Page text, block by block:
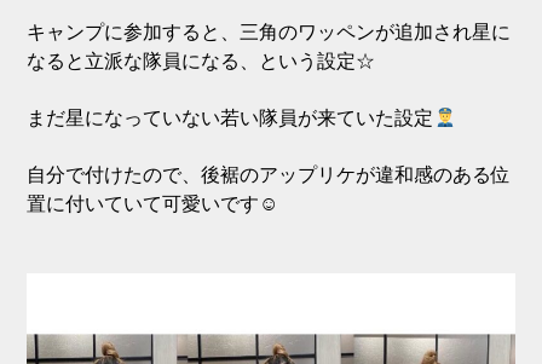
キャンプに参加すると、三角のワッペンが追加され星に
なると立派な隊員になる、という設定☆
まだ星になっていない若い隊員が来ていた設定
自分で付けたので、後裾のアップリケが違和感のある位
置に付いていて可愛いです☺